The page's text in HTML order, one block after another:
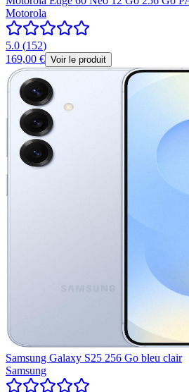
Motorola
5.0 (152)
169,00 € Voir le produit
Samsung Galaxy S25 256 Go bleu clair
Samsung